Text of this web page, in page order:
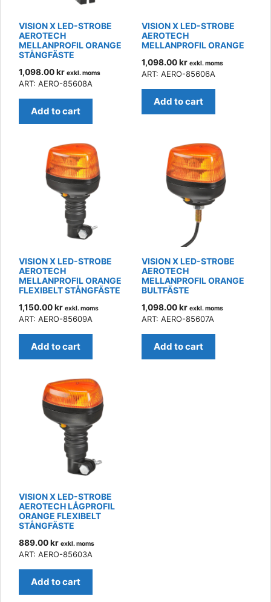
VISION X LED-STROBE
AEROTECH
MELLANPROFIL ORANGE
STÅNGFÄSTE
1,098.00kr exkl. moms
ART: AERO-85608A
Add to cart
VISION X LED-STROBE
AEROTECH
MELLANPROFIL ORANGE
1,098.00kr exkl. moms
ART: AERO-85606A
Add to cart
VISION X LED-STROBE
AEROTECH
MELLANPROFIL ORANGE
FLEXIBELT STÅNGFÄSTE
1,150.00kr exkl. moms
ART: AERO-85609A
Add to cart
VISION X LED-STROBE
AEROTECH
MELLANPROFIL ORANGE
BULTFÄSTE
1,098.00kr exkl. moms
ART: AERO-85607A
Add to cart
VISION X LED-STROBE
AEROTECH LÅGPROFIL
ORANGE FLEXIBELT
STÅNGFÄSTE
889.00kr exkl. moms
ART: AERO-85603A
Add to cart